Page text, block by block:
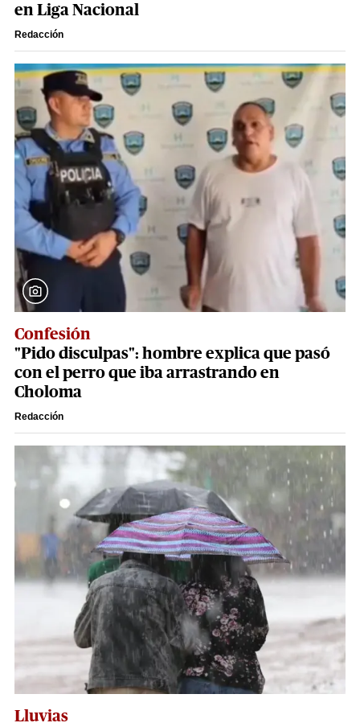
en Liga Nacional
Redacción
Confesión
"Pido disculpas": hombre explica que pasó
con el perro que iba arrastrando en
Choloma
Redacción
Lluvias